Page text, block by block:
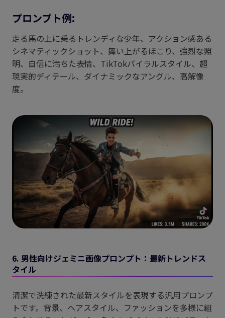
プロンプト例:
走る馬の上に乗るトレンディな少年、アクション感ある
シネマティックショット、舞い上がるほこり、強烈な照
明、自信に満ちた表情、TikTokバイラルスタイル、超
現実的ディテール、ダイナミックなアングル、高解像
度。
6. 男性向けジェミニ画像プロンプト：最新トレンドス
タイル
清潔で洗練された最新スタイルを表現する汎用プロンプ
トです。背景、ヘアスタイル、ファッションを多様に組